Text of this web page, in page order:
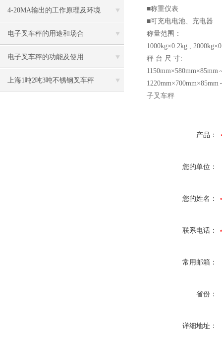
4-20MA输出的工作原理及环境
电子叉车秤的用途和场合
电子叉车秤的功能及使用
上海1吨2吨3吨不锈钢叉车秤
■称重仪表
■可充电电池、充电器
称量范围：
1000kg×0.2kg ,
秤 台 尺 寸:
1150mm×580mm×85mm
1220mm×700mm×85mm
子叉车秤
产品：
您的单位：
您的姓名：
联系电话：
常用邮箱：
省份：
详细地址：